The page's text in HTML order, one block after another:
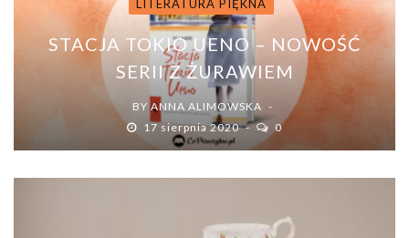
LITERATURA PIĘKNA
STACJA TOKIO UENO – NOWOŚĆ
SERII Z ŻURAWIEM
BY ANNA ALIMOWSKA
17 sierpnia 2020
0